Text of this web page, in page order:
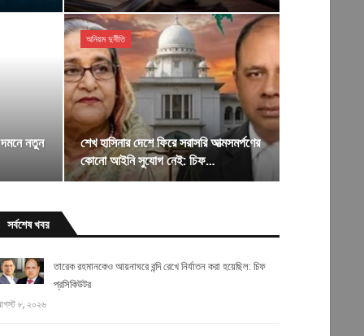
দমনে নতুন
অনিয়ম দুর্নীতি
শেখ হাসিনার দেশে ফিরে সরাসরি আত্মসমর্পণের
কোনো আইনি সুযোগ নেই: চিফ…
সর্বশেষ খবর
তারেক রহমানকেও আয়নাঘরে বন্দি রেখে নির্যাতন করা হয়েছিল: চিফ
প্রসিকিউটর
৮, ২০২৬